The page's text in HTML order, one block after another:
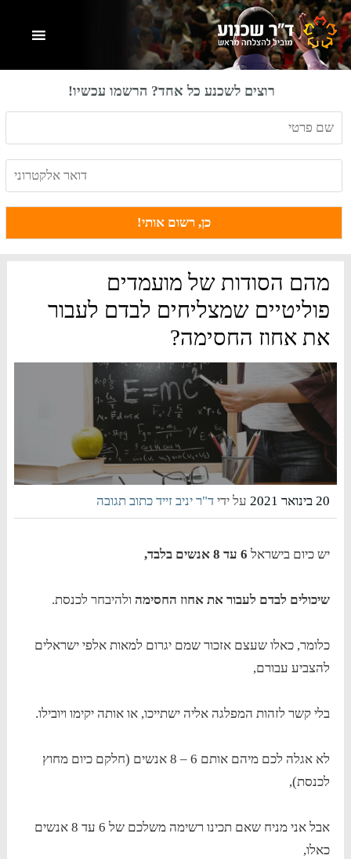
Skip
to
main
Skip
to
primary
Skip
to
footer
רוצים לשכנע כל אחד? הרשמו עכשיו!
מהם הסודות של מועמדים
פוליטיים שמצליחים לבדם לעבור
את אחוז החסימה?
20 בינואר 2021 על ידיד"ר יניב זייד כתוב תגובה
יש כיום בישראל 6 עד 8 אנשים בלבד,
שיכולים לבדם לעבור את אחוז החסימה ולהיבחר לכנסת.
כלומר, כאלו שעצם אזכור שמם יגרום למאות אלפי ישראלים
להצביע עבורם,
בלי קשר לזהות המפלגה אליה ישתייכו, או אותה יקימו ויובילו.
לא אגלה לכם מיהם אותם 6 – 8 אנשים (חלקם כיום מחוץ
לכנסת),
אבל אני מניח שאם תכינו רשימה משלכם של 6 עד 8 אנשים
כאלו,